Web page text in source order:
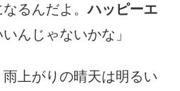
るんだよ。ハッピーエ
んじゃないかな」
上がりの晴天は明るい